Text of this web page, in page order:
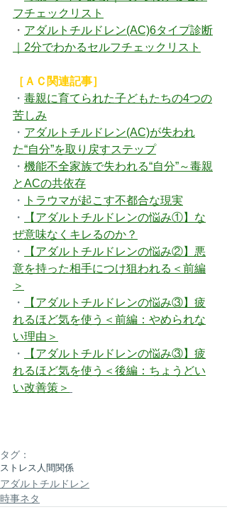
フチェックリスト
・ アダルトチルドレン(AC)6タイプ診断
｜2分でわかるセルフチェックリスト
［ＡＣ関連記事］
・ 毒親に育てられた子どもたちの4つの
苦しみ
・ アダルトチルドレン(AC)が失われ
た“自分”を取り戻すステップ
・ 機能不全家族で失われる“自分”～毒親
とACの共依存
・
トラウマが起こす不都合な現実
・
【アダルトチルドレンの悩み①】な
ぜ意味なくキレるのか？
・
【アダルトチルドレンの悩み②】 悪
意を持った相手につけ狙われる ＜前編
＞
・
【アダルトチルドレンの悩み③】疲
れるほど気を使う ＜前編：やめられな
い理由＞
・
【アダルトチルドレンの悩み③】疲
れるほど気を使う ＜後編：ちょうどい
い改善策＞
タグ：
ストレス 人間関係
アダルトチルドレン
時事ネタ